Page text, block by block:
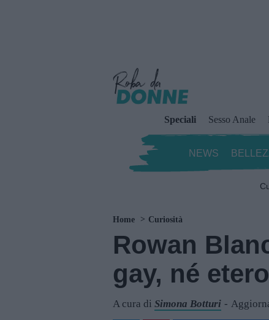
Speciali Sesso Anale
NEWS
Home Curiosità
Rowan
gay, né
A cura di Simona Botturi